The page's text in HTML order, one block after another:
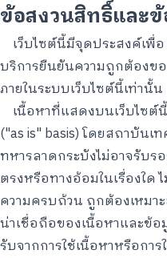
ข้อสงวนสิทธิ์และ
เว็บไซต์นี้มีจุดประสงค์เพื่
บริการยืนยันความถูกต้องข
ภายในระบบเว็บไซต์นี้เท่านั้น
เนื้อหาที่แสดงบนเว็บไซ
("as is" basis) โดยสถาบันเ
ทหารลาดกระบังไม่อาจรับร
ตรงหรือทางอ้อมในเรื่องใด
ความครบถ้วน ถูกต้องเหมา
น่าเชื่อถือของเนื้อหาและข้
รับจากการใช้เนื้อหาหรือการ